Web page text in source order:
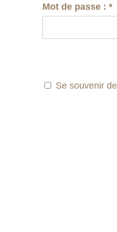
Mot de passe :*
Se souvenir